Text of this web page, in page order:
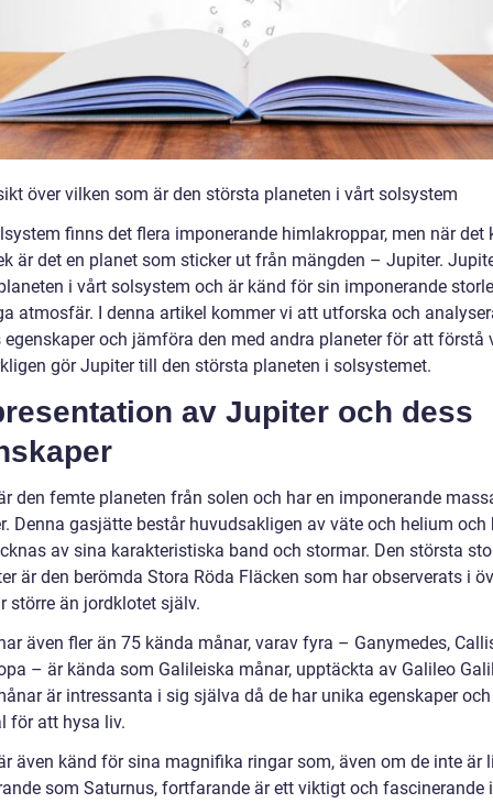
över vilken som är den största planeten i vårt solsystem
finns det flera imponerande himlakroppar, men när det
är det en planet som sticker ut från mängden – Jupiter.
i vårt solsystem och är känd för sin imponerande
atmosfär. I denna artikel kommer vi att utforska och
egenskaper och jämföra den med andra planeter för att förstå
gör Jupiter till den största planeten i solsystemet.
av Jupiter och dess
den femte planeten från solen och har en imponerande
Denna gasjätte består huvudsakligen av väte och helium och
av sina karakteristiska band och stormar. Den största
är den berömda Stora Röda Fläcken som har observerats i
större än jordklotet själv.
även fler än 75 kända månar, varav fyra – Ganymedes,
– är kända som Galileiska månar, upptäckta av Galileo
är intressanta i sig själva då de har unika egenskaper och
för att hysa liv.
även känd för sina magnifika ringar som, även om de inte är
som Saturnus, fortfarande är ett viktigt och fascinerande